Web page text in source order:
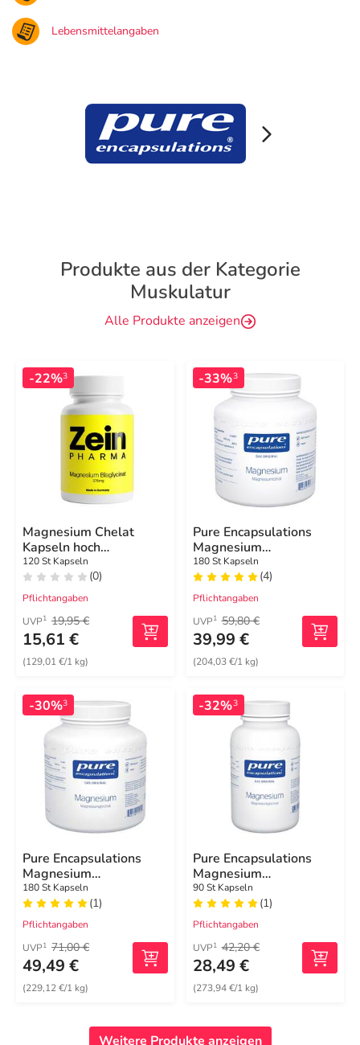
Lebensmittelangaben
Produkte aus der Kategorie
Muskulatur
Alle Produkte anzeigen
-22%3
Magnesium Chelat
Kapseln hoch
bioverfügbar
120 St Kapseln
(0)
Pflichtangaben
UVP1 19,95 €
15,61 €
(129,01 €/1 kg)
-33%3
Pure Encapsulations
Magnesium
Magnesiumcitrat
Kapseln
180 St Kapseln
(4)
Pflichtangaben
UVP1 59,80 €
39,99 €
(204,03 €/1 kg)
-30%3
Pure Encapsulations
Magnesium
Magnesiumglycinat
Kapseln
180 St Kapseln
(1)
Pflichtangaben
UVP1 71,00 €
49,49 €
(229,12 €/1 kg)
-32%3
Pure Encapsulations
Magnesium
Magnesiumglycinat
Kapseln
90 St Kapseln
(1)
Pflichtangaben
UVP1 42,20 €
28,49 €
(273,94 €/1 kg)
Weitere Produkte anzeigen